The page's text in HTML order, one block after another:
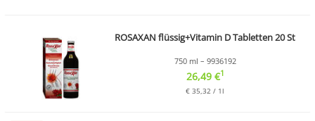
ROSAXAN flüssig+Vitamin D Tabletten 20 St
750 ml – 9936192
26,49 €1
€ 35,32 / 1l